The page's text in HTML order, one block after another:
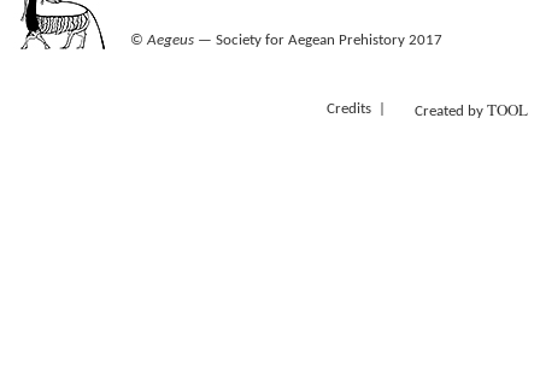
©Aegeus— Society for Aegean Prehistory 2017
Credits Created by TOOL